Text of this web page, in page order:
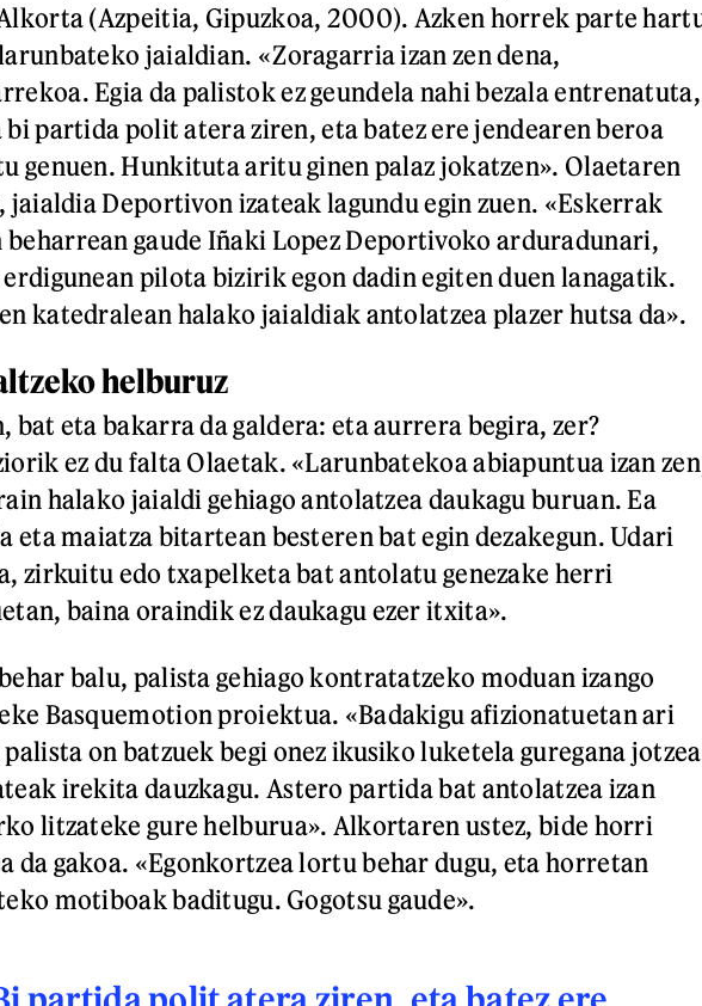
(Azpeitia, Gipuzkoa, 2000). Azken horrek parte
jaialdian. «Zoragarria izan zen dena,
Egia da palistok ez geundela nahi bezala entrenatuta,
bi partida polit atera ziren, eta batez ere jendearen beroa
genuen. Hunkituta aritu ginen palaz jokatzen». Olaetaren
jaialdia Deportivon izateak lagundu egin zuen. «Eskerrak
beharrean gaude Iñaki Lopez Deportivoko arduradunari,
pilota bizirik egon dadin egiten duen lanagatik.
katedralean halako jaialdiak antolatzea plazer hutsa da».
helburuz
bat eta bakarra da galdera: eta aurrera begira, zer?
ez du falta Olaetak. «Larunbatekoa abiapuntua izan
halako jaialdi gehiago antolatzea daukagu buruan. Ea
eta maiatza bitartean besteren bat egin dezakegun. Udari
zirkuitu edo txapelketa bat antolatu genezake herri
baina oraindik ez daukagu ezer itxita».
balu, palista gehiago kontratatzeko moduan izango
Basquemotion proiektua. «Badakigu afizionatuetan ari
on batzuek begi onez ikusiko luketela guregana
irekita dauzkagu. Astero partida bat antolatzea izan
litzateke gure helburua». Alkortaren ustez, bide horri
da gakoa. «Egonkortzea lortu behar dugu, eta horretan
motiboak baditugu. Gogotsu gaude».